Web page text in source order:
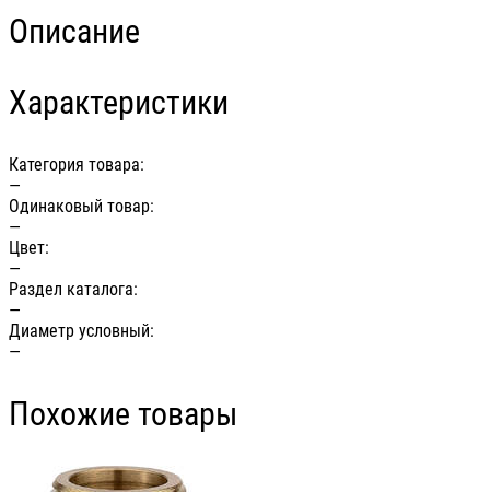
Описание
Характеристики
Категория товара:
—
Одинаковый товар:
—
Цвет:
—
Раздел каталога:
—
Диаметр условный:
—
Похожие товары